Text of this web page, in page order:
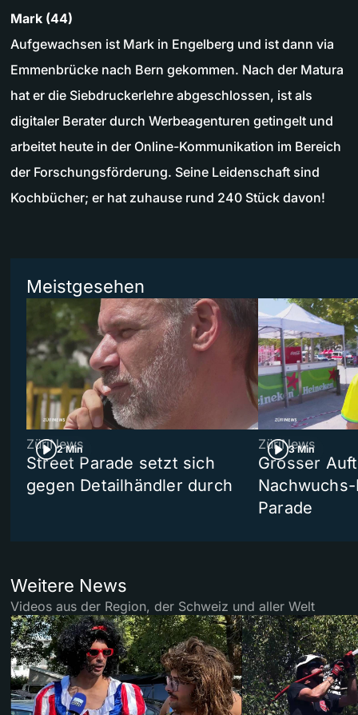
Mark (44)
Aufgewachsen ist Mark in Engelberg und ist dann via
Emmenbrücke nach Bern gekommen. Nach der Matura
hat er die Siebdruckerlehre abgeschlossen, ist als
digitaler Berater durch Werbeagenturen getingelt und
arbeitet heute in der Online-Kommunikation im Bereich
der Forschungsförderung. Seine Leidenschaft sind
Kochbücher; er hat zuhause rund 240 Stück davon!
Meistgesehen
2 Min
ZüriNews
Street Parade setzt sich
gegen Detailhändler durch
3 Min
ZüriNews
Grosser
Parade
Weitere News
Videos aus der Region, der Schweiz und aller Welt